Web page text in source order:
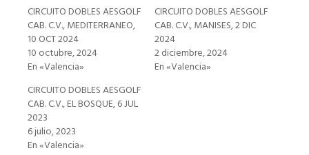
CIRCUITO DOBLES AESGOLF
CAB. C.V., MEDITERRANEO,
10 OCT 2024
10 octubre, 2024
En «Valencia»
CIRCUITO DOBLES AESGOLF
CAB. C.V., MANISES, 2 DIC
2024
2 diciembre, 2024
En «Valencia»
CIRCUITO DOBLES AESGOLF
CAB. C.V., EL BOSQUE, 6 JUL
2023
6 julio, 2023
En «Valencia»